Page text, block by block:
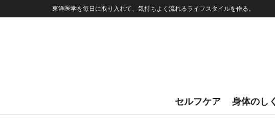
東洋医学を毎日に取り入れて、気持ちよく流れるライフスタイルを作る。
セルフケア 身体のし